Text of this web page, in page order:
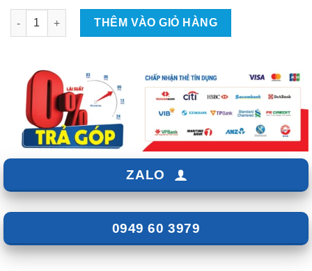
Lắp Android Box Cho Xe Audi Q2 Tại TpHCM số lượng
THÊM VÀO GIỎ HÀNG
ZALO
0949 60 3979